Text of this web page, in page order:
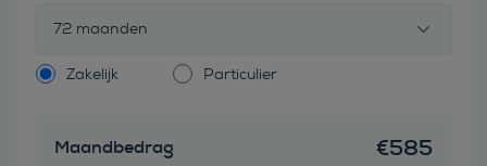
72 maanden
Zakelijk Particulier
Maandbedrag €585